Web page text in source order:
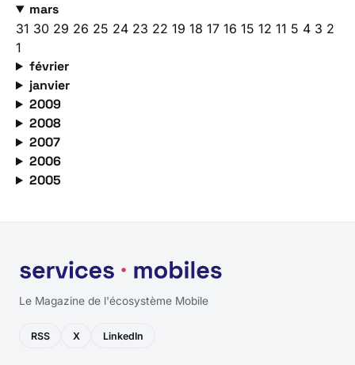
mars
31 30 29 26 25 24 23 22 19 18 17 16 15 12 11 5 4 3 2
1
février
janvier
2009
2008
2007
2006
2005
Le Magazine de l'écosystème Mobile
RSS X LinkedIn